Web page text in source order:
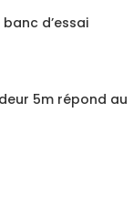
d’essai
5m répond au